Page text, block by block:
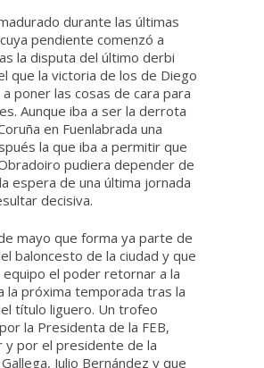
durante las últimas
pendiente comenzó a
la disputa del último derbi
que la victoria de los de Diego
a poner las cosas de cara para
Aunque iba a ser la derrota
en Fuenlabrada una
la que iba a permitir que
pudiera depender de
espera de una última jornada
decisiva.
mayo que forma ya parte de
baloncesto de la ciudad y que
el poder retornar a la
la próxima temporada tras la
título liguero. Un trofeo
la Presidenta de la FEB,
y por el presidente de la
Julio Bernández y que